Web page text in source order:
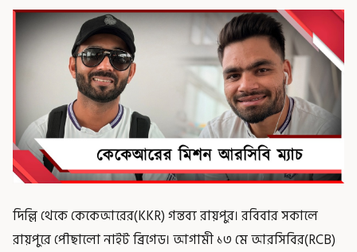
দিল্লি থেকে কেকেআরের(KKR) গন্তব্য রায়পুর। রবিবার সকালে
রায়পুরে পৌছালো নাইট ব্রিগেড। আগামী ১৩ মে আরসিবির(RCB)